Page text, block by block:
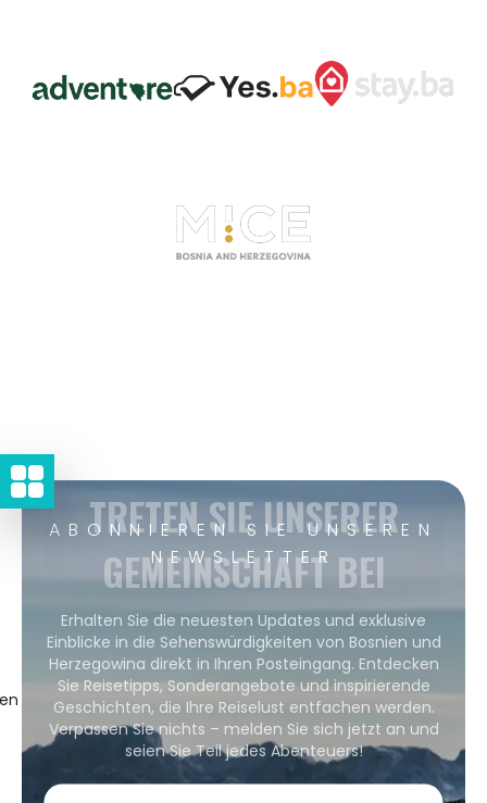
ABONNIEREN SIE UNSEREN
NEWSLETTER
TRETEN SIE UNSERER
GEMEINSCHAFT BEI
Erhalten Sie die neuesten Updates und exklusive
Einblicke in die Sehenswürdigkeiten von Bosnien und
Herzegowina direkt in Ihren Posteingang. Entdecken
Sie Reisetipps, Sonderangebote und inspirierende
Geschichten, die Ihre Reiselust entfachen werden.
Verpassen Sie nichts – melden Sie sich jetzt an und
seien Sie Teil jedes Abenteuers!